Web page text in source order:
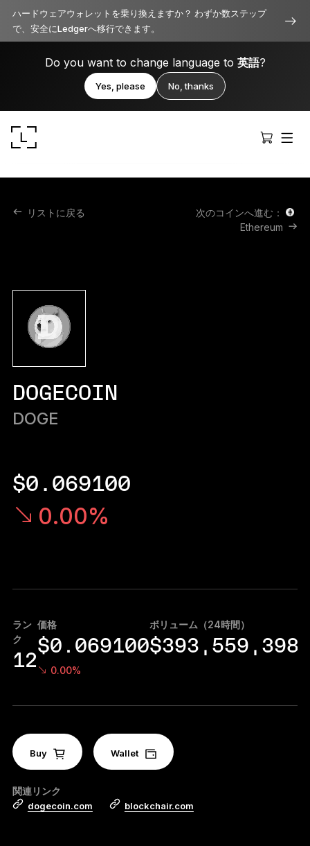
ハードウェアウォレットを乗り換えますか？ わずか数ステップ
で、安全にLedgerへ移行できます。
Do you want to change language to 英語?
Yes, please No, thanks
お気に入りのスタイルで
アクセサリー
復元ソリューション
すべての商品を見る
Ledger署名用デバイスを比較する
リストに戻る
次のコインへ進む：
Ethereum
DOGECOIN
DOGE
$0.069100
0.00%
ラン
ク
12
価格
$0.069100
0.00%
ボリューム（24時間）
$393,559,398
関連リンク
dogecoin.com blockchair.com
Buy Wallet